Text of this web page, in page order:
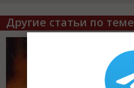
Другие статьи по теме